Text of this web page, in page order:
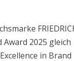
2025 gleich
in Brand